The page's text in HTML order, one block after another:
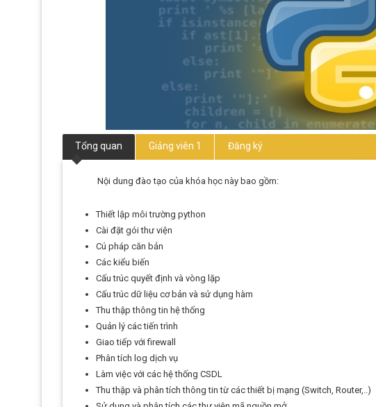
Tổng quan Giảng viên 1 Đăng ký
Nội dung đào tạo của khóa học này bao gồm:
Thiết lập môi trường python
Cài đặt gói thư viện
Cú pháp căn bản
Các kiểu biến
Cấu trúc quyết định và vòng lặp
Cấu trúc dữ liệu cơ bản và sử dụng hàm
Thu thập thông tin hệ thống
Quản lý các tiến trình
Giao tiếp với firewall
Phân tích log dịch vụ
Làm việc với các hệ thống CSDL
Thu thập và phân tích thông tin từ các thiết bị mạng (Switch, Router,..)